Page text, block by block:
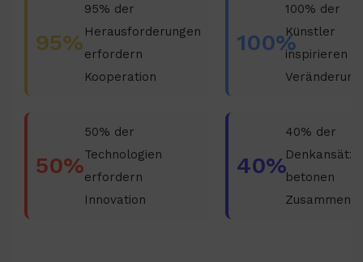
95%
95% der
Herausforderungen
erfordern
Kooperation
100%
100% der
Künstler
inspirieren
50%
50% der
Technologien
erfordern
Innovation
40%
40% der
Denkansätze
betonen